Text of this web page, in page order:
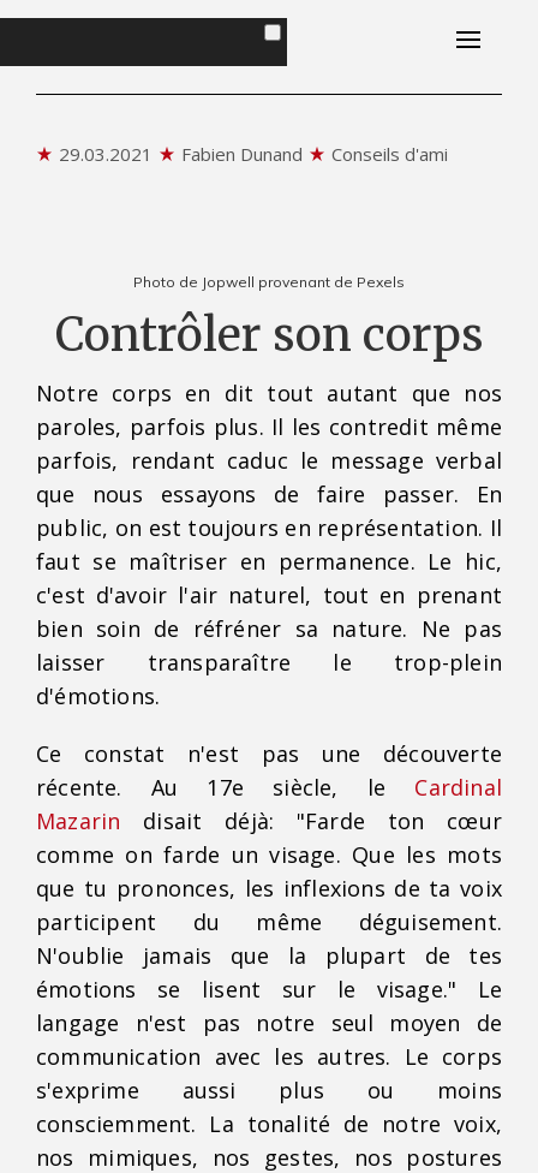
Conseils d'ami
Contact
29.03.2021 Fabien Dunand Conseils d'ami
Photo de Jopwell provenant de Pexels
Contrôler son corps
Notre corps en dit tout autant que nos
paroles, parfois plus. Il les contredit même
parfois, rendant caduc le message verbal
que nous essayons de faire passer. En
public, on est toujours en représentation. Il
faut se maîtriser en permanence. Le hic,
c'est d'avoir l'air naturel, tout en prenant
bien soin de réfréner sa nature. Ne pas
laisser transparaître le trop-plein
d'émotions.
Ce constat n'est pas une découverte
récente. Au 17e siècle, le Cardinal
Mazarin disait déjà: "Farde ton cœur
comme on farde un visage. Que les mots
que tu prononces, les inflexions de ta voix
participent du même déguisement.
N'oublie jamais que la plupart de tes
émotions se lisent sur le visage." Le
langage n'est pas notre seul moyen de
communication avec les autres. Le corps
s'exprime aussi plus ou moins
consciemment. La tonalité de notre voix,
nos mimiques, nos gestes, nos postures